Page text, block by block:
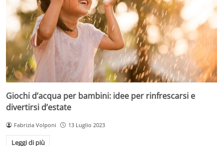
Giochi d’acqua per bambini: idee per rinfrescarsi e
divertirsi d’estate
Fabrizia Volponi 13 Luglio 2023
Leggi di più